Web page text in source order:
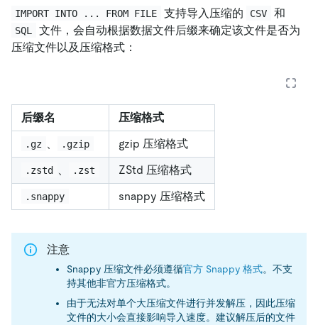
IMPORT INTO ... FROM FILE 支持导入压缩的 CSV 和
SQL
文件，会自动根据数据文件后缀来确定该文件是否为
压缩文件以及压缩格式：
后缀名 压缩格式
.gz .gzip gzip 压缩格式
.zstd .zst ZStd 压缩格式
.snappy snappy 压缩格式
注意
Snappy 压缩文件必须遵循官方 Snappy 格式。不支
持其他非官方压缩格式。
由于无法对单个大压缩文件进行并发解压，因此压缩
文件的大小会直接影响导入速度。建议解压后的文件